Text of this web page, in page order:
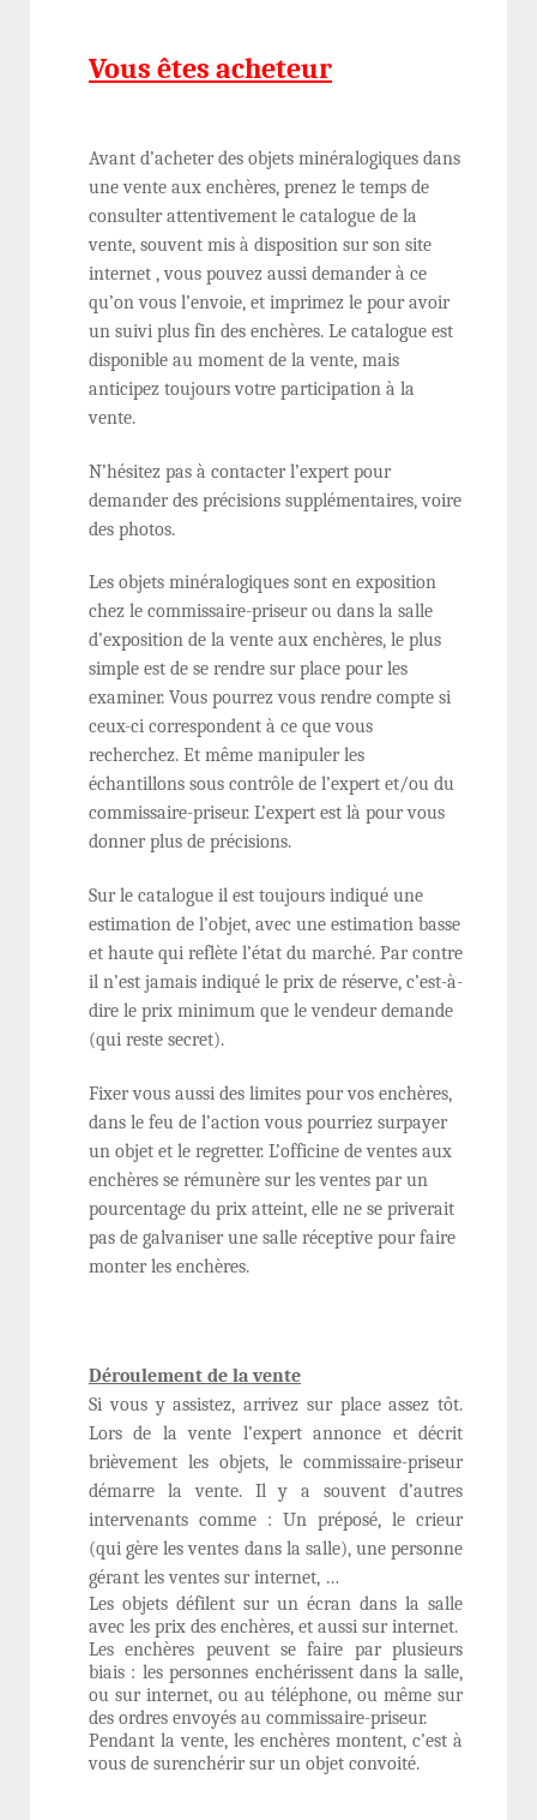
Vous êtes acheteur
Avant d’acheter des objets minéralogiques dans
une vente aux enchères, prenez le temps de
consulter attentivement le catalogue de la
vente, souvent mis à disposition sur son site
internet , vous pouvez aussi demander à ce
qu’on vous l’envoie, et imprimez le pour avoir
un suivi plus fin des enchères. Le catalogue est
disponible au moment de la vente, mais
anticipez toujours votre participation à la
vente.
N’hésitez pas à contacter l’expert pour
demander des précisions supplémentaires, voire
des photos.
Les objets minéralogiques sont en exposition
chez le commissaire-priseur ou dans la salle
d’exposition de la vente aux enchères, le plus
simple est de se rendre sur place pour les
examiner. Vous pourrez vous rendre compte si
ceux-ci correspondent à ce que vous
recherchez. Et même manipuler les
échantillons sous contrôle de l’expert et/ou du
commissaire-priseur. L’expert est là pour vous
donner plus de précisions.
Sur le catalogue il est toujours indiqué une
estimation de l’objet, avec une estimation basse
et haute qui reflète l’état du marché. Par contre
il n’est jamais indiqué le prix de réserve, c’est-à-
dire le prix minimum que le vendeur demande
(qui reste secret).
Fixer vous aussi des limites pour vos enchères,
dans le feu de l’action vous pourriez surpayer
un objet et le regretter. L’officine de ventes aux
enchères se rémunère sur les ventes par un
pourcentage du prix atteint, elle ne se priverait
pas de galvaniser une salle réceptive pour faire
monter les enchères.
Déroulement de la vente
Si vous y assistez, arrivez sur place assez tôt.
Lors de la vente l’expert annonce et décrit
brièvement les objets, le commissaire-priseur
démarre la vente. Il y a souvent d’autres
intervenants comme : Un préposé, le crieur
(qui gère les ventes dans la salle), une personne
gérant les ventes sur internet, …
Les objets défilent sur un écran dans la salle
avec les prix des enchères, et aussi sur internet.
Les enchères peuvent se faire par plusieurs
biais : les personnes enchérissent dans la salle,
ou sur internet, ou au téléphone, ou même sur
des ordres envoyés au commissaire-priseur.
Pendant la vente, les enchères montent, c’est à
vous de surenchérir sur un objet convoité.